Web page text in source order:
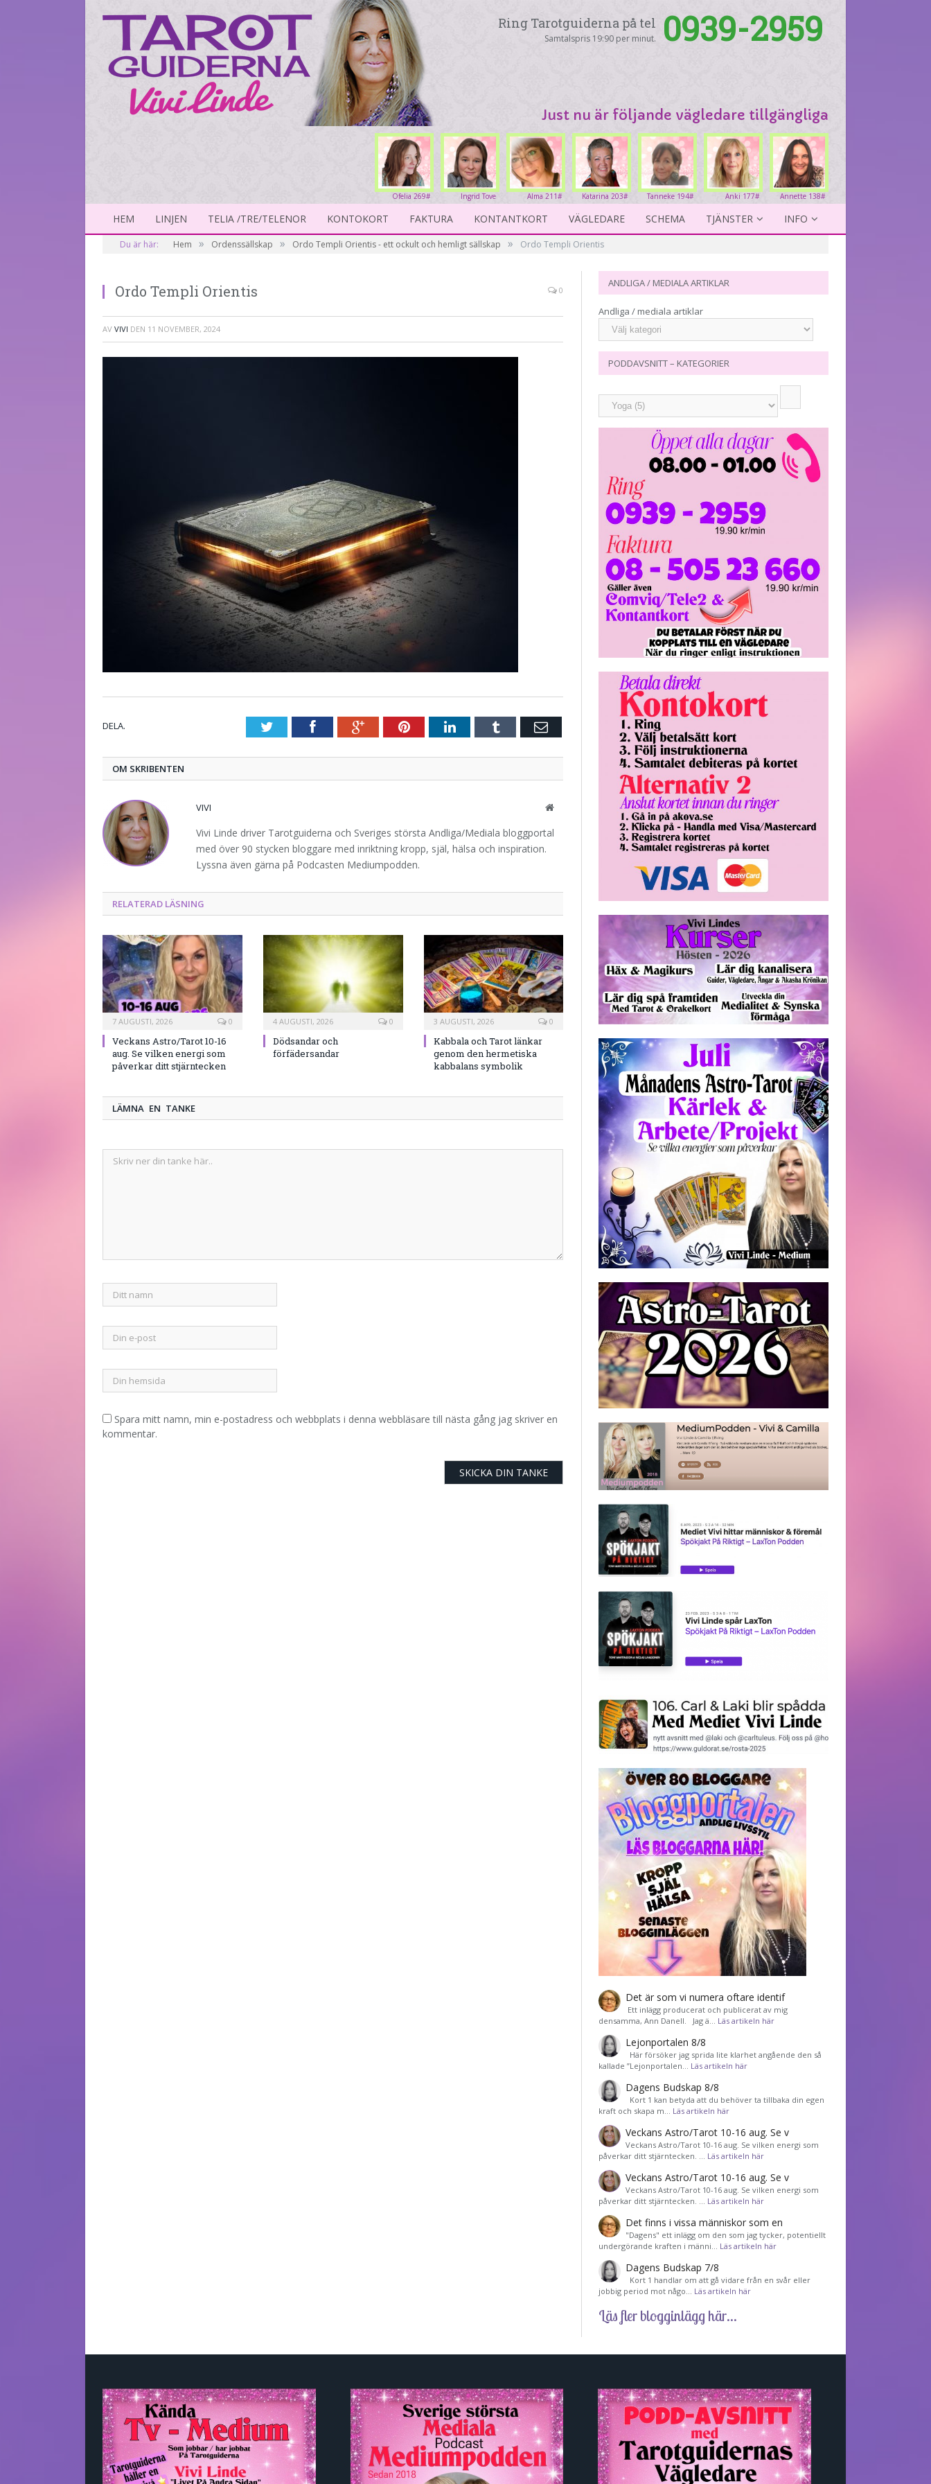
Ring Tarotguiderna på tel
Samtalspris 19:90 per minut. 0939-2959
Just nu är följande vägledare tillgängliga
Annette 138#
Anki 177#
Tanneke 194#
Katarina 203#
Alma 211#
Ingrid Tove
234#
Ofelia 269#
HEM LINJEN TELIA /TRE/TELENOR KONTOKORT FAKTURA KONTANTKORT VÄGLEDARE SCHEMA TJÄNSTER INFO
Du är här: Hem » Ordenssällskap » Ordo Templi Orientis - ett ockult och hemligt sällskap » Ordo Templi Orientis
Ordo Templi Orientis 0
AV VIVI DEN 11 NOVEMBER, 2024
DELA. TwitterFacebookGoogle+PinterestLinkedInTumblr E-
OM SKRIBENTEN
VIVI Website
Vivi Linde driver Tarotguiderna och Sveriges största Andliga/Mediala bloggportal
med över 90 stycken bloggare med inriktning kropp, själ, hälsa och inspiration.
Lyssna även gärna på Podcasten Mediumpodden.
RELATERAD LÄSNING
7 AUGUSTI, 2026 0
Veckans Astro/Tarot 10-16
aug. Se vilken energi som
påverkar ditt stjärntecken
4 AUGUSTI, 2026 0
Dödsandar och
förfädersandar
3 AUGUSTI, 2026 0
Kabbala och Tarot länkar
genom den hermetiska
kabbalans symbolik
LÄMNA EN TANKE
Spara mitt namn, min e-postadress och webbplats i denna webbläsare till nästa gång jag skriver en
kommentar.
ANDLIGA / MEDIALA ARTIKLAR
Andliga / mediala artiklar
PODDAVSNITT – KATEGORIER
Det är som vi numera oftare identif
͏ Ett inlägg producerat och publicerat av mig
densamma, Ann Danell. Jag ä… Läs artikeln här
Lejonportalen 8/8
Här försöker jag sprida lite klarhet angående den så
kallade ”Lejonportalen… Läs artikeln här
Dagens Budskap 8/8
Kort 1 kan betyda att du behöver ta tillbaka din egen
kraft och skapa m… Läs artikeln här
Veckans Astro/Tarot 10-16 aug. Se v
Veckans Astro/Tarot 10-16 aug. Se vilken energi som
påverkar ditt stjärntecken. … Läs artikeln här
Veckans Astro/Tarot 10-16 aug. Se v
Veckans Astro/Tarot 10-16 aug. Se vilken energi som
påverkar ditt stjärntecken. … Läs artikeln här
Det finns i vissa människor som en
"Dagens" ett inlägg om den som jag tycker, potentiellt
undergörande kraften i männi… Läs artikeln här
Dagens Budskap 7/8
Kort 1 handlar om att gå vidare från en svår eller
jobbig period mot någo… Läs artikeln här
Läs fler blogginlägg här...